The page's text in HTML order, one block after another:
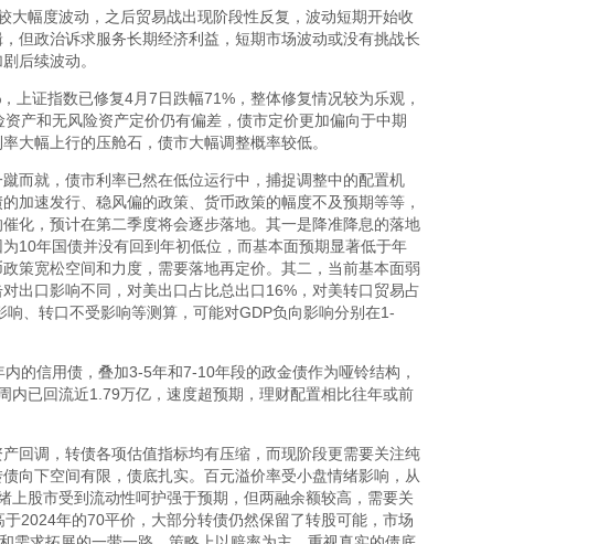
幅度波动，之后贸易战出现阶段性反复，波动短期开始收
但政治诉求服务长期经济利益，短期市场波动或没有挑战长
后续波动。
上证指数已修复4月7日跌幅71%，整体修复情况较为乐观，
产和无风险资产定价仍有偏差，债市定价更加偏向于中期
大幅上行的压舱石，债市大幅调整概率较低。
而就，债市利率已然在低位运行中，捕捉调整中的配置机
加速发行、稳风偏的政策、货币政策的幅度不及预期等等，
化，预计在第二季度将会逐步落地。其一是降准降息的落地
10年国债并没有回到年初低位，而基本面预期显著低于年
策宽松空间和力度，需要落地再定价。其二，当前基本面弱
出口影响不同，对美出口占比总出口16%，对美转口贸易占
、转口不受影响等测算，可能对GDP负向影响分别在1-
的信用债，叠加3-5年和7-10年段的政金债作为哑铃结构，
内已回流近1.79万亿，速度超预期，理财配置相比往年或前
回调，转债各项估值指标均有压缩，而现阶段更需要关注纯
向下空间有限，债底扎实。百元溢价率受小盘情绪影响，从
上股市受到流动性呵护强于预期，但两融余额较高，需要关
2024年的70平价，大部分转债仍然保留了转股可能，市场